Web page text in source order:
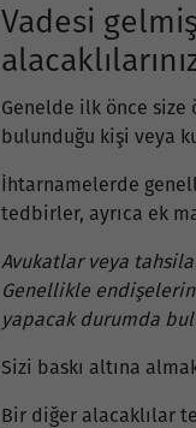
Vadesi
Genelde ilk önce size
bulunduğu kişi veya
İhtarnamelerde
tedbirler, ayrıca ek
Avukatlar veya
Genellikle
yapacak durumda
Sizi baskı altına
Bir diğer alacaklılar